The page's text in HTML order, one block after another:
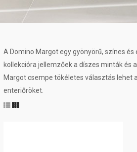
A Domino Margot egy gyönyörű, színes
kollekcióra jellemzőek a díszes minták
Margot csempe tökéletes választás lehet
enteriőröket.